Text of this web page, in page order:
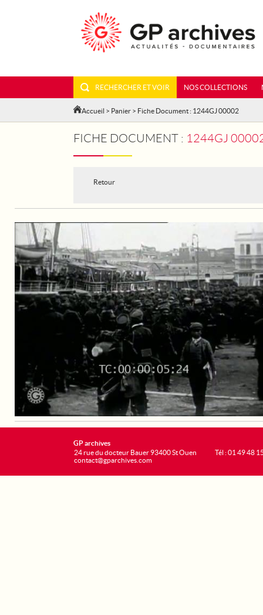
RECHERCHER ET VOIR NOS COLLECTIONS
Accueil > Panier > Fiche Document : 1244GJ 00002
FICHE DOCUMENT : 1244GJ 00002
Retour
GP archives
24 rue du docteur Bauer 93400 St Ouen
contact@gparchives.com
Tél : 01 49 48